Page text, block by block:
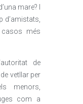
mare? I
d’amistats,
més
de
vetllar per
menors,
com a